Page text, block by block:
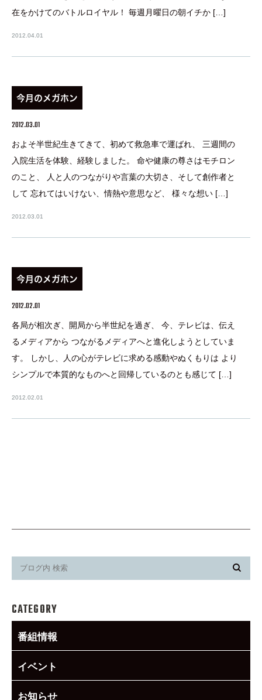
在をかけてのバトルロイヤル！ 毎週月曜日の朝イチか […]
2012.04.01
今月のメガホン
2012.03.01
およそ半世紀生きてきて、初めて救急車で運ばれ、 三週間の
入院生活を体験、経験しました。 命や健康の尊さはモチロン
のこと、 人と人のつながりや言葉の大切さ、そして創作者と
して 忘れてはいけない、情熱や意思など、 様々な想い […]
2012.03.01
今月のメガホン
2012.02.01
各局が相次ぎ、開局から半世紀を過ぎ、 今、テレビは、伝え
るメディアから つながるメディアへと進化しようとしていま
す。 しかし、人の心がテレビに求める感動やぬくもりは より
シンプルで本質的なものへと回帰しているのとも感じて […]
2012.02.01
CATEGORY
番組情報
イベント
お知らせ